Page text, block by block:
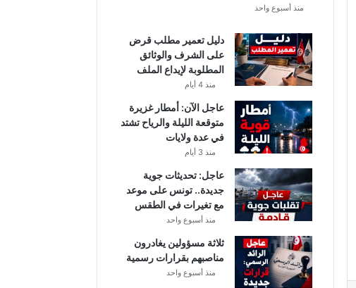
ن
ا
ل
س
ب
ر
ا
ل
ت
و
ن
س
منذ أسبوع واحد
دليل تعمير مطلب قرض
على الشرف والوثائق
المطلوبة لإيداع الملف
منذ 4 أيام
عاجل الآن: أمطار غزيرة
متوقعة الليلة والرياح تشتد
في عدة ولايات
منذ 3 أيام
عاجل: تحديثات جوية
جديدة.. تونس على موعد
مع تغيرات في الطقس
منذ أسبوع واحد
ثلاثة مسؤولين يغادرون
مناصبهم بقرارات رسمية
منذ أسبوع واحد